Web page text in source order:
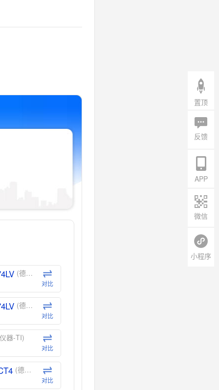
(德州仪器-TI)
对比
(德州仪器-TI)
对比
器-TI)
对比
(德州仪器-TI)
对比
置顶
反馈
APP
微信
小程序